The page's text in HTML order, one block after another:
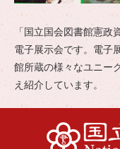
「国立国会図書館憲
電子展示会です。電子
館所蔵の様々なユニー
え紹介しています。